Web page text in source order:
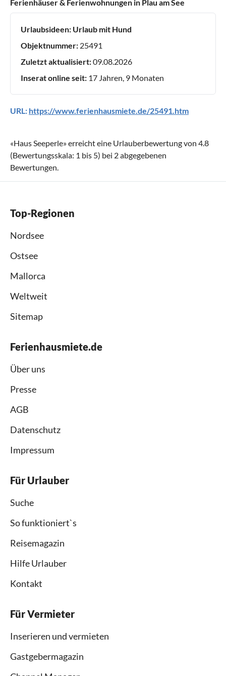
Ferienhäuser & Ferienwohnungen in Plau am See
Urlaubsideen: Urlaub mit Hund
Objektnummer: 25491
Zuletzt aktualisiert:09.08.2026
Inserat online seit: 17 Jahren, 9 Monaten
URL: https://www.ferienhausmiete.de/25491.htm
«Haus Seeperle» erreicht eine Urlauberbewertung von 4.8
(Bewertungsskala: 1 bis 5) bei 2abgegebenen
Bewertungen.
Top-Regionen
Nordsee
Ostsee
Mallorca
Weltweit
Sitemap
Ferienhausmiete.de
Über uns
Presse
AGB
Datenschutz
Impressum
Für Urlauber
Suche
So funktioniert`s
Reisemagazin
Hilfe Urlauber
Kontakt
Für Vermieter
Inserieren und vermieten
Gastgebermagazin